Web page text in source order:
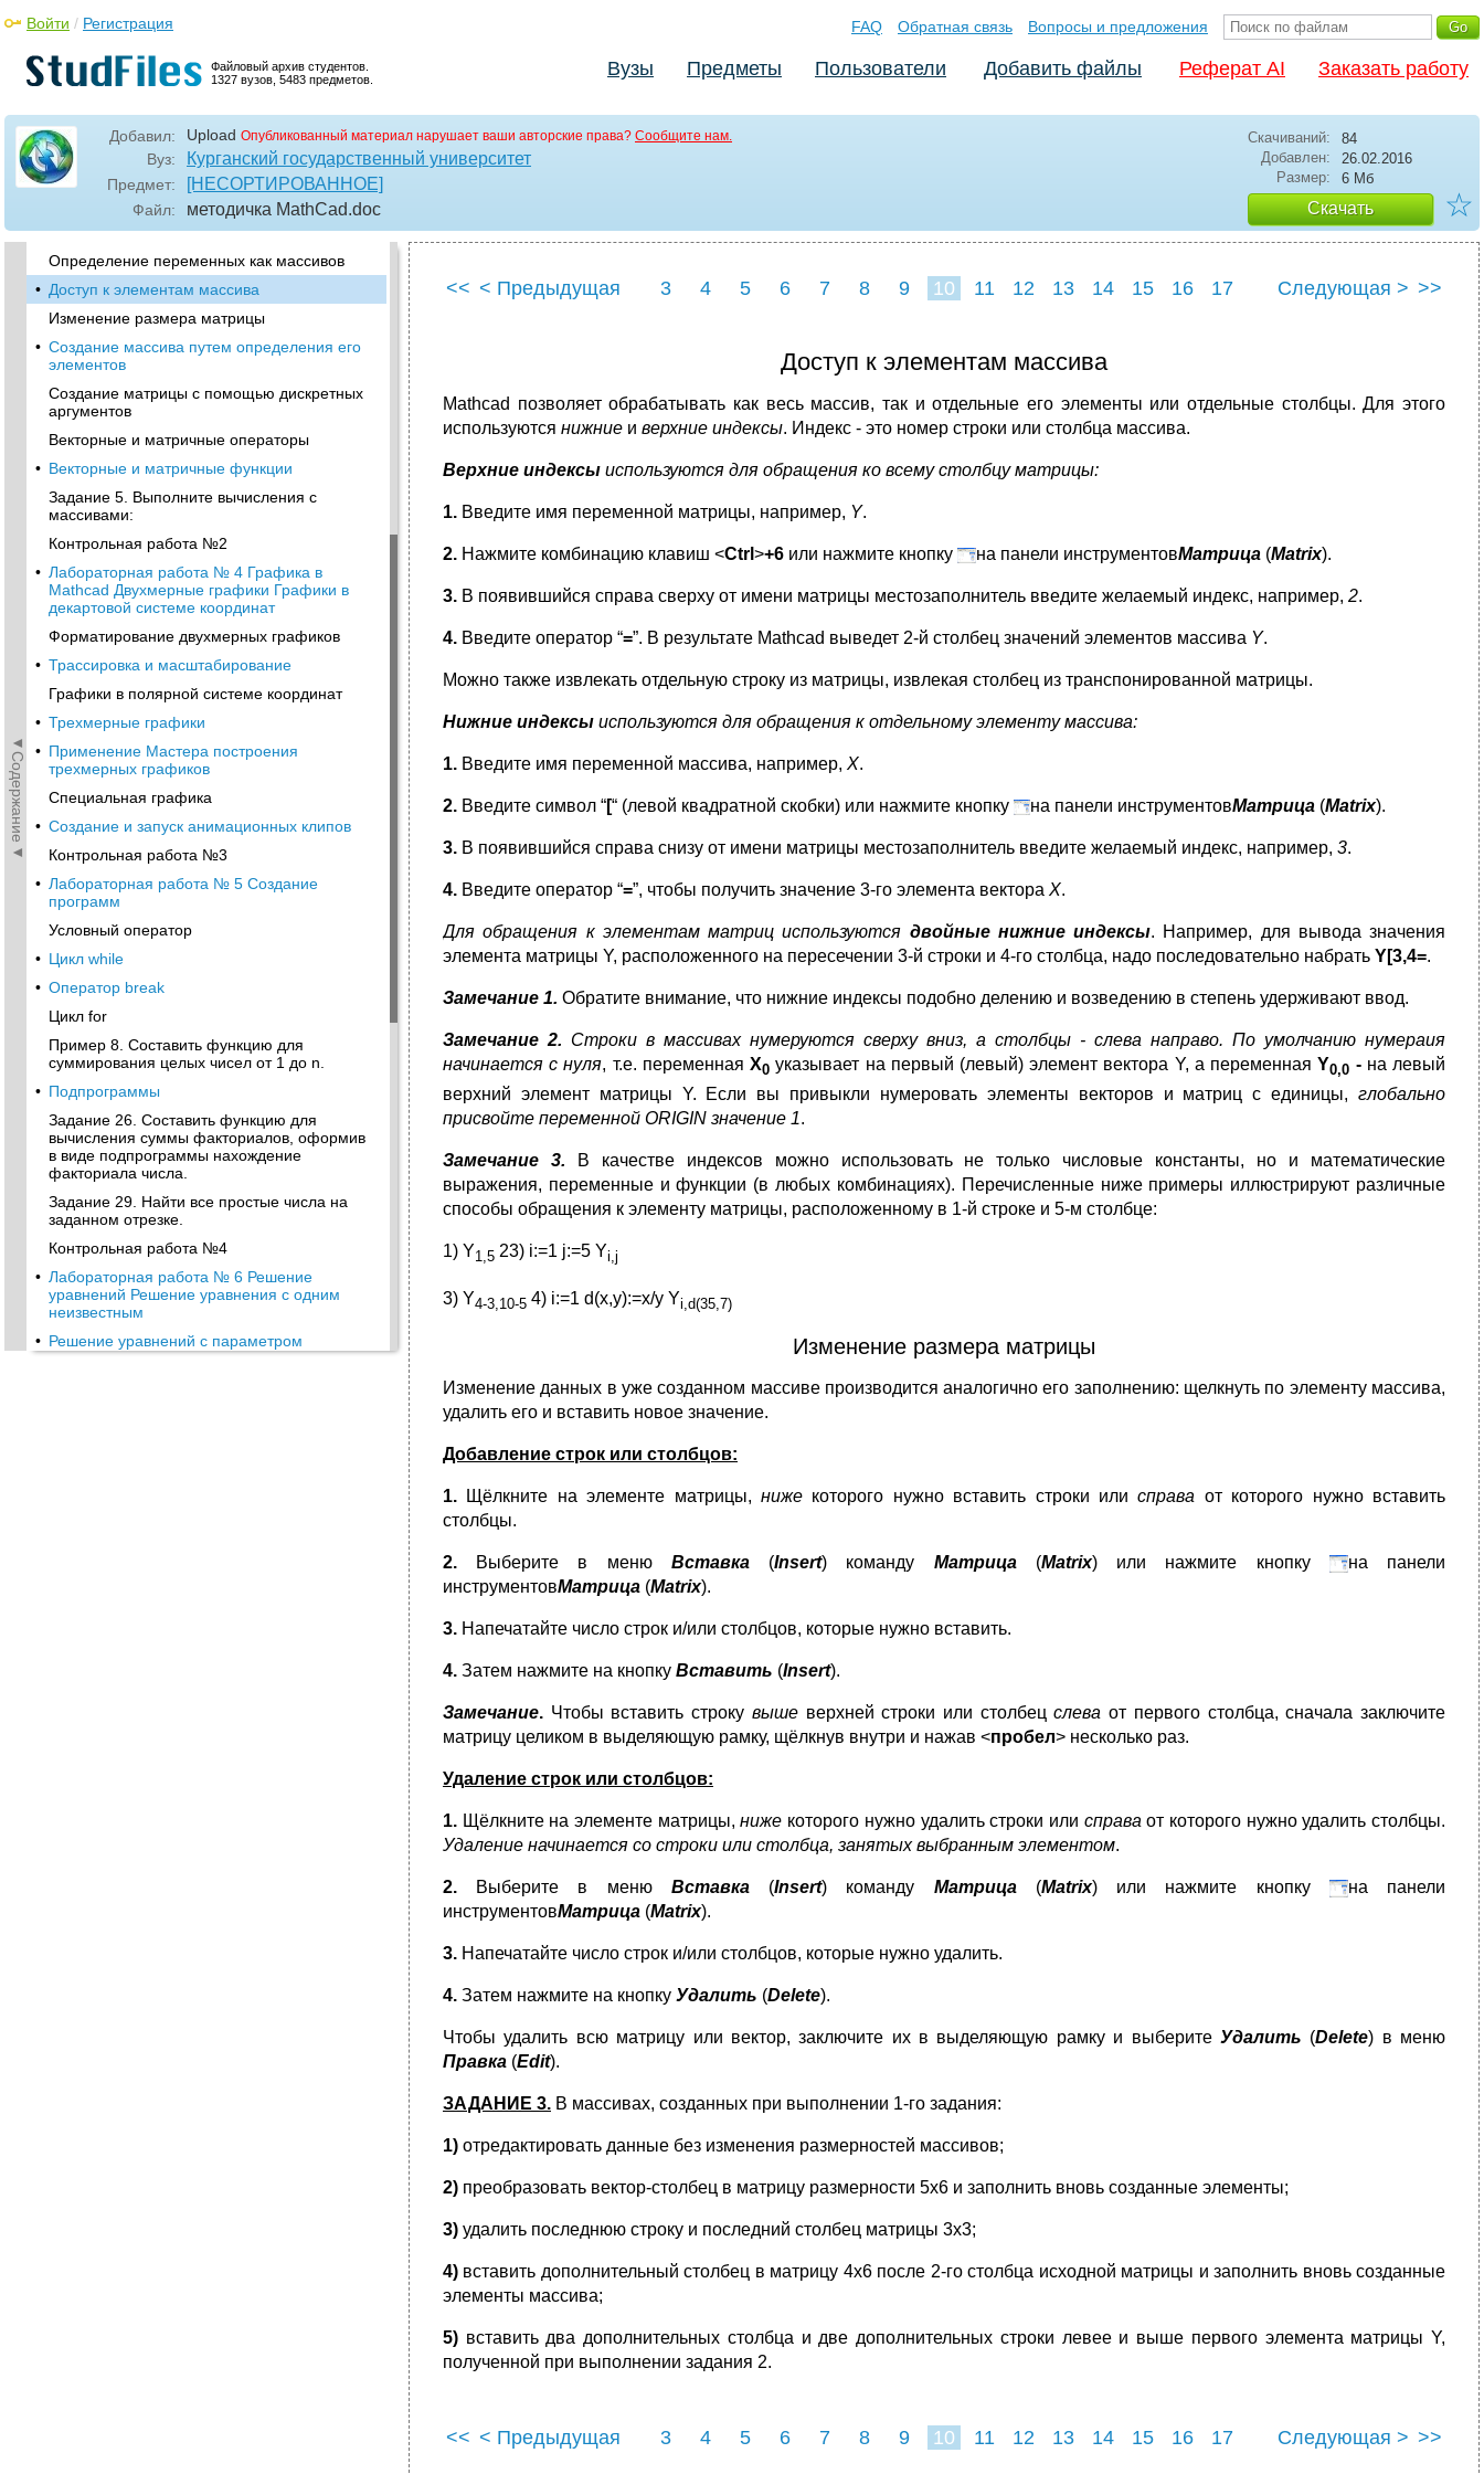
Файловый архив студентов.
1327 вузов, 5483 предметов.
Войти / Регистрация FAQ Обратная связь Вопросы и предложения
Вузы Предметы Пользователи Добавить файлы Реферат AI Заказать работу
Добавил: Upload Опубликованный материал нарушает ваши авторские права? Сообщите нам.
Вуз: Курганский государственный университет
Предмет: [НЕСОРТИРОВАННОЕ]
Файл: методичка MathCad.doc
Скачиваний:
84
Добавлен:
26.02.2016
Размер:
6 Мб
Скачать ☆
◄Содержание◄
• Определение дискретной переменной
Глобальные определения переменных и
функций
измерения
• Контрольная работа №1
Лабораторная работа № 3. Массивы
Создание массива командой Вставка
матрицы
Определение переменных как массивов
• Доступ к элементам массива
Изменение размера матрицы
• Создание массива путем определения его
элементов
Создание матрицы с помощью дискретных
аргументов
Векторные и матричные операторы
• Векторные и матричные функции
Задание 5. Выполните вычисления с
массивами:
Контрольная работа №2
• Лабораторная работа № 4 Графика в
Mathcad Двухмерные графики Графики в
декартовой системе координат
Форматирование двухмерных графиков
• Трассировка и масштабирование
Графики в полярной системе координат
• Трехмерные графики
• Применение Мастера построения
трехмерных графиков
Специальная графика
• Создание и запуск анимационных клипов
Контрольная работа №3
• Лабораторная работа № 5 Создание
программ
Условный оператор
• Цикл while
• Оператор break
Цикл for
Пример 8. Составить функцию для
суммирования целых чисел от 1 до n.
• Подпрограммы
Задание 26. Составить функцию для
вычисления суммы факториалов, оформив
в виде подпрограммы нахождение
факториала числа.
Задание 29. Найти все простые числа на
заданном отрезке.
Контрольная работа №4
• Лабораторная работа № 6 Решение
уравнений Решение уравнения с одним
неизвестным
• Решение уравнений с параметром
<< < Предыдущая 3 4 5 6 7 8 9 10 11 12 13 14 15 16
17
Следующая > >>
Доступ к элементам массива
Mathcad позволяет обрабатывать как весь массив, так и отдельные его элементы или отдельные столбцы. Для этого
используются нижние и верхние индексы. Индекс - это номер строки или столбца массива.
Верхние индексы используются для обращения ко всему столбцу матрицы:
1. Введите имя переменной матрицы, например, Y.
2. Нажмите комбинацию клавиш <Ctrl >+6 или нажмите кнопку на панели инструментовМатрица (Matrix).
3. В появившийся справа сверху от имени матрицы местозаполнитель введите желаемый индекс, например, 2.
4. Введите оператор “=”. В результате Mathcad выведет 2-й столбец значений элементов массива Y.
Можно также извлекать отдельную строку из матрицы, извлекая столбец из транспонированной матрицы.
Нижние индексы используются для обращения к отдельному элементу массива:
1. Введите имя переменной массива, например, Х.
2. Введите символ “[“ (левой квадратной скобки) или нажмите кнопку на панели инструментовМатрица (Matrix).
3. В появившийся справа снизу от имени матрицы местозаполнитель введите желаемый индекс, например, 3.
4. Введите оператор “=”, чтобы получить значение 3-го элемента вектора Х.
Для обращения к элементам матриц используются двойные нижние индексы. Например, для вывода значения
элемента матрицы Y, расположенного на пересечении 3-й строки и 4-го столбца, надо последовательно набрать Y[3,4=.
Замечание 1. Обратите внимание, что нижние индексы подобно делению и возведению в степень удерживают ввод.
Замечание 2. Строки в массивах нумеруются сверху вниз, а столбцы - слева направо. По умолчанию нумераия
начинается с нуля, т.е. переменнаяX0указывает на первый (левый) элемент вектора Y, а переменнаяY0,0 -на левый
верхний элемент матрицы Y. Если вы привыкли нумеровать элементы векторов и матриц с единицы, глобально
присвойте переменной ORIGIN значение 1.
Замечание 3.
В качестве индексов можно использовать не только числовые константы, но и математические
выражения, переменные и функции (в любых комбинациях). Перечисленные ниже примеры иллюстрируют различные
способы обращения к элементу матрицы, расположенному в 1-й строке и 5-м столбце:
1) Y1,5 23) i:=1 j:=5 Yi,j
3) Y4-3,10-5 4) i:=1 d(x,y):=x/y Yi,d(35,7)
Изменение размера матрицы
Изменение данных в уже созданном массиве производится аналогично его заполнению: щелкнуть по элементу массива,
удалить его и вставить новое значение.
Добавление строк или столбцов:
1. Щёлкните на элементе матрицы,ниже которого нужно вставить строки илисправа от которого нужно вставить
столбцы.
2. Выберите в меню Вставка (Insert) команду Матрица(Matrix) или нажмите кнопку
на панели
инструментовМатрица (Matrix).
3. Напечатайте число строк и/или столбцов, которые нужно вставить.
4. Затем нажмите на кнопку Вставить (Insert).
Замечание. Чтобы вставить строку вышеверхней строки или столбецслева от первого столбца, сначала заключите
матрицу целиком в выделяющую рамку, щёлкнув внутри и нажав <пробел> несколько раз.
Удаление строк или столбцов:
1. Щёлкните на элементе матрицы,ниже которого нужно удалить строки или справа от которого нужно удалить столбцы.
Удаление начинается со строки или столбца, занятых выбранным элементом.
2. Выберите в меню Вставка (Insert) команду Матрица(Matrix) или нажмите кнопку
на панели
инструментовМатрица (Matrix).
3. Напечатайте число строк и/или столбцов, которые нужно удалить.
4. Затем нажмите на кнопку Удалить (Delete).
Чтобы удалить всю матрицу или вектор, заключите их в выделяющую рамку и выберите Удалить (Delete) в меню
Правка (Edit).
ЗАДАНИЕ 3. В массивах, созданных при выполнении 1-го задания:
1) отредактировать данные без изменения размерностей массивов;
2) преобразовать вектор-столбец в матрицу размерности 5х6 и заполнить вновь созданные элементы;
3) удалить последнюю строку и последний столбец матрицы 3х3;
4) вставить дополнительный столбец в матрицу 4х6 после 2-го столбца исходной матрицы и заполнить вновь созданные
элементы массива;
5) вставить два дополнительных столбца и две дополнительных строки левее и выше первого элемента матрицы Y,
полученной при выполнении задания 2.
<< < Предыдущая 3 4 5 6 7 8 9 10 11 12 13 14 15 16
17
Следующая > >>